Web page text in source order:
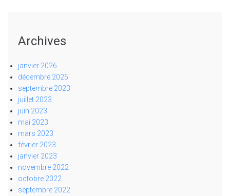
Archives
janvier 2026
décembre 2025
septembre 2023
juillet 2023
juin 2023
mai 2023
mars 2023
février 2023
janvier 2023
novembre 2022
octobre 2022
septembre 2022